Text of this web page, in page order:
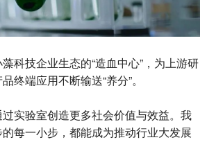
科技企业生态的“造血中心”，为上游研
终端应用不断输送“养分”。
实验室创造更多社会价值与效益。我
每一小步，都能成为推动行业大发展